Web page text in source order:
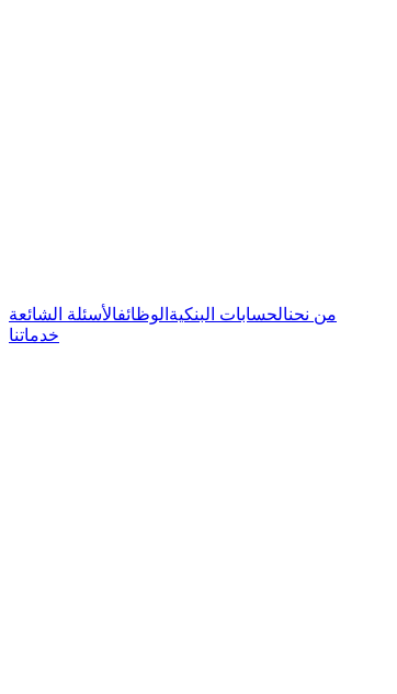
من نحنالحسابات البنكية الوظائفالأسئلة الشائعة
خدماتنا